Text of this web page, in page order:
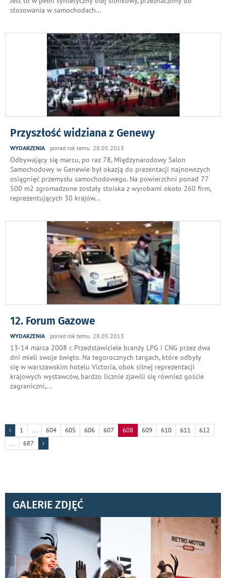
stosowania w samochodach...
Przyszłość widziana z Genewy
WYDARZENIA ponad rok temu 28.05.2013
Odbywający się marcu, po raz 78, Międzynarodowy Salon
Samochodowy w Genewie był okazją do prezentacji najnowszych
osiągnięć przemysłu samochodowego. Na powierzchni ponad 77
500 m2 zgromadzone zostały stoiska z wyrobami około 260 firm,
reprezentujących 30 krajów...
12. Forum Gazowe
WYDARZENIA ponad rok temu 28.05.2013
13-14 marca 2008 r. Przedstawiciele branży LPG i CNG przez dwa
dni mieli swoje święto. Na tegorocznych targach, które odbyły
się w warszawskim hotelu Victoria, obok silnej reprezentacji
krajowych wystawców, bardzo licznie zjawili się również goście
zagraniczni,...
‹ 1 ... 604 605 606 607 608 609 610 611
612
...
687 ›
GALERIE ZDJĘĆ